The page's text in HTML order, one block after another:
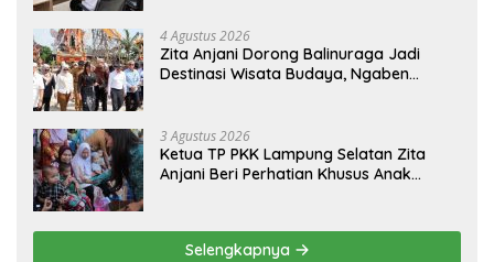
4 Agustus 2026
Zita Anjani Dorong Balinuraga Jadi
Destinasi Wisata Budaya, Ngaben
3 Agustus 2026
Ketua TP PKK Lampung Selatan Zita
Anjani Beri Perhatian Khusus Anak
Selengkapnya